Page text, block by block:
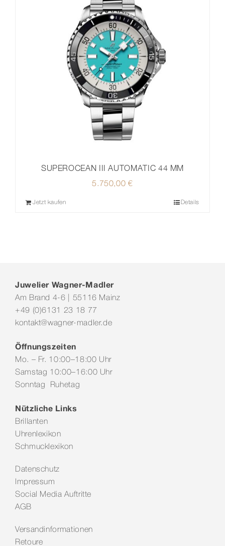
SUPEROCEAN III AUTOMATIC 44 MM
5.750,00€
Jetzt kaufen Details
Juwelier Wagner-Madler
Am Brand 4-6 | 55116 Mainz
+49 (0)6131 23 18 77
kontakt@wagner-madler.de
Öffnungszeiten
Mo. – Fr. 10:00–18:00 Uhr
Samstag 10:00–16:00 Uhr
Sonntag Ruhetag
Nützliche Links
Brillanten
Uhrenlexikon
Schmucklexikon
Datenschutz
Impressum
Social Media Auftritte
AGB
Versandinformationen
Retoure